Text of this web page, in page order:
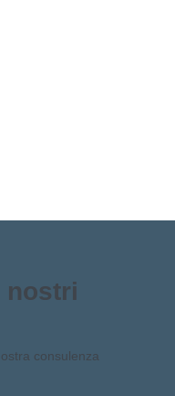
nostri
consulenza